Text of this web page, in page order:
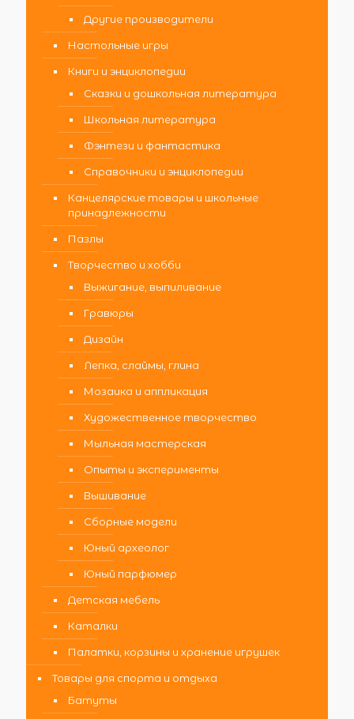
Другие производители
Настольные игры
Книги и энциклопедии
Сказки и дошкольная литература
Школьная литература
Фэнтези и фантастика
Справочники и энциклопедии
Канцелярские товары и школьные
принадлежности
Пазлы
Творчество и хобби
Выжигание, выпиливание
Гравюры
Дизайн
Лепка, слаймы, глина
Мозаика и аппликация
Художественное творчество
Мыльная мастерская
Опыты и эксперименты
Вышивание
Сборные модели
Юный археолог
Юный парфюмер
Детская мебель
Каталки
Палатки, корзины и хранение игрушек
Товары для спорта и отдыха
Батуты